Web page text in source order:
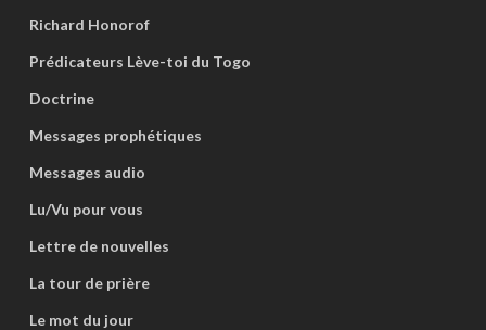
Richard Honorof
Prédicateurs Lève-toi du Togo
Doctrine
Messages prophétiques
Messages audio
Lu/Vu pour vous
Lettre de nouvelles
La tour de prière
Le mot du jour